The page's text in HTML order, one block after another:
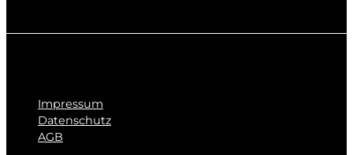
Impressum
Datenschutz
AGB